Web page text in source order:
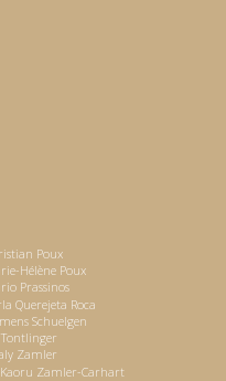
Poux
Hélène Poux
Prassinos
Querejeta Roca
Schuelgen
Tontlinger
Zamler
Kaoru Zamler-Carhart